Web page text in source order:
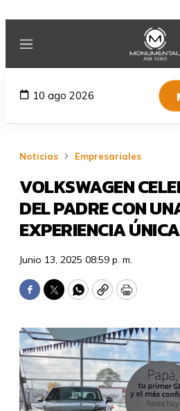
Menú
10 ago 2026
Noticias Empresariales
VOLKSWAGEN
DEL PADRE CON
EXPERIENCIA ÚNICA
Junio 13, 2025 08:59 p. m.
Facebook
TwitterWhatsApp
CopyPrint